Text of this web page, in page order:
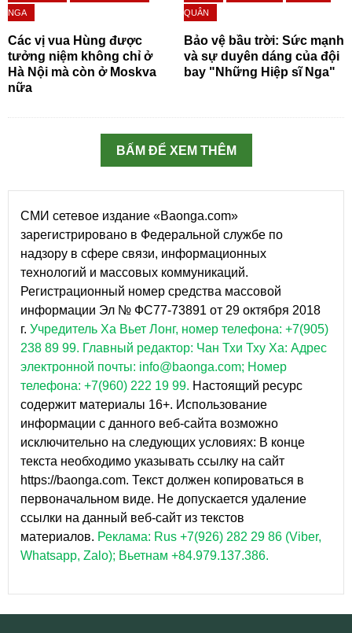
NGA
Các vị vua Hùng được
tưởng niệm không chỉ ở
Hà Nội mà còn ở Moskva
nữa
QUÂN
Bảo vệ bầu trời: Sức mạnh
và sự duyên dáng của đội
bay "Những Hiệp sĩ Nga"
BẤM ĐỂ XEM THÊM
СМИ сетевое издание «Baonga.com»
зарегистрировано в Федеральной службе по
надзору в сфере связи, информационных
технологий и массовых коммуникаций.
Регистрационный номер средства массовой
информации Эл № ФС77-73891 от 29 октября 2018
г. Учредитель Ха Вьет Лонг, номер телефона: +7(905)
238 89 99. Главный редактор: Чан Тхи Тху Ха: Адрес
электронной почты: info@baonga.com; Номер
телефона: +7(960) 222 19 99. Настоящий ресурс
содержит материалы 16+. Использование
информации с данного веб-сайта возможно
исключительно на следующих условиях: В конце
текста необходимо указывать ссылку на сайт
https://baonga.com. Текст должен копироваться в
первоначальном виде. Не допускается удаление
ссылки на данный веб-сайт из текстов
материалов. Реклама: Rus +7(926) 282 29 86 (Viber,
Whatsapp, Zalo); Вьетнам +84.979.137.386.